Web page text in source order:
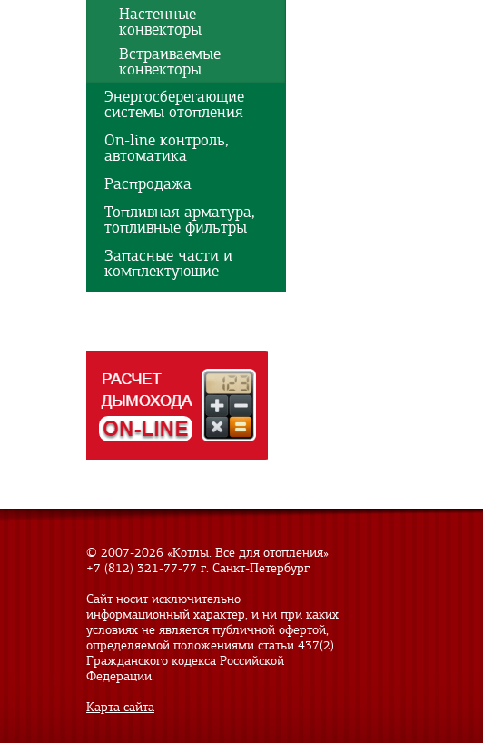
Настенные
конвекторы
Встраиваемые
конвекторы
Энергосберегающие
системы отопления
On-line контроль,
автоматика
Распродажа
Топливная арматура,
топливные фильтры
Запасные части и
комплектующие
© 2007-2026 «Котлы. Все для отопления»
+7 (812) 321-77-77 г. Санкт-Петербург
Сайт носит исключительно
информационный характер, и ни при каких
условиях не является публичной офертой,
определяемой положениями статьи 437(2)
Гражданского кодекса Российской
Федерации.
Карта сайта